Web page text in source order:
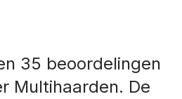
35 beoordelingen
Multihaarden. De